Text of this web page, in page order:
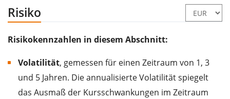
Risiko
Risikokennzahlen in diesem Abschnitt:
Volatilität, gemessen für einen Zeitraum von 1, 3
und 5 Jahren. Die annualisierte Volatilität spiegelt
das Ausmaß der Kursschwankungen im Zeitraum